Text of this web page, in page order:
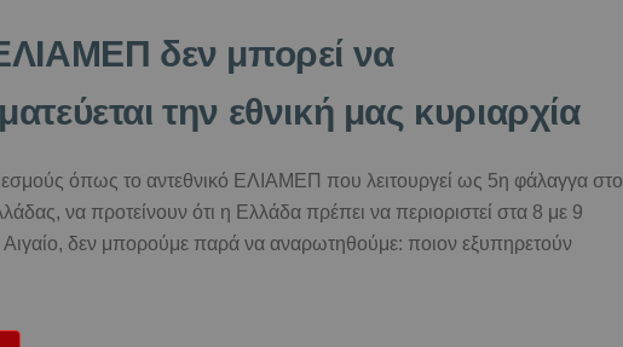
δεν μπορεί να
την εθνική μας κυριαρχία
όπως το αντεθνικό ΕΛΙΑΜΕΠ που λειτουργεί ως 5η φάλαγγα στο
να προτείνουν ότι η Ελλάδα πρέπει να περιοριστεί στα 8 με 9
Αιγαίο, δεν μπορούμε παρά να αναρωτηθούμε: ποιον εξυπηρετούν